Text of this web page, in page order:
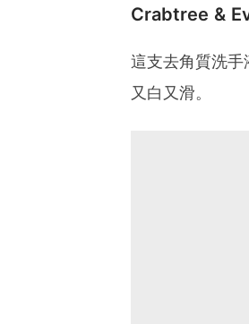
Crabtree &
這支去角質洗
又白又滑。